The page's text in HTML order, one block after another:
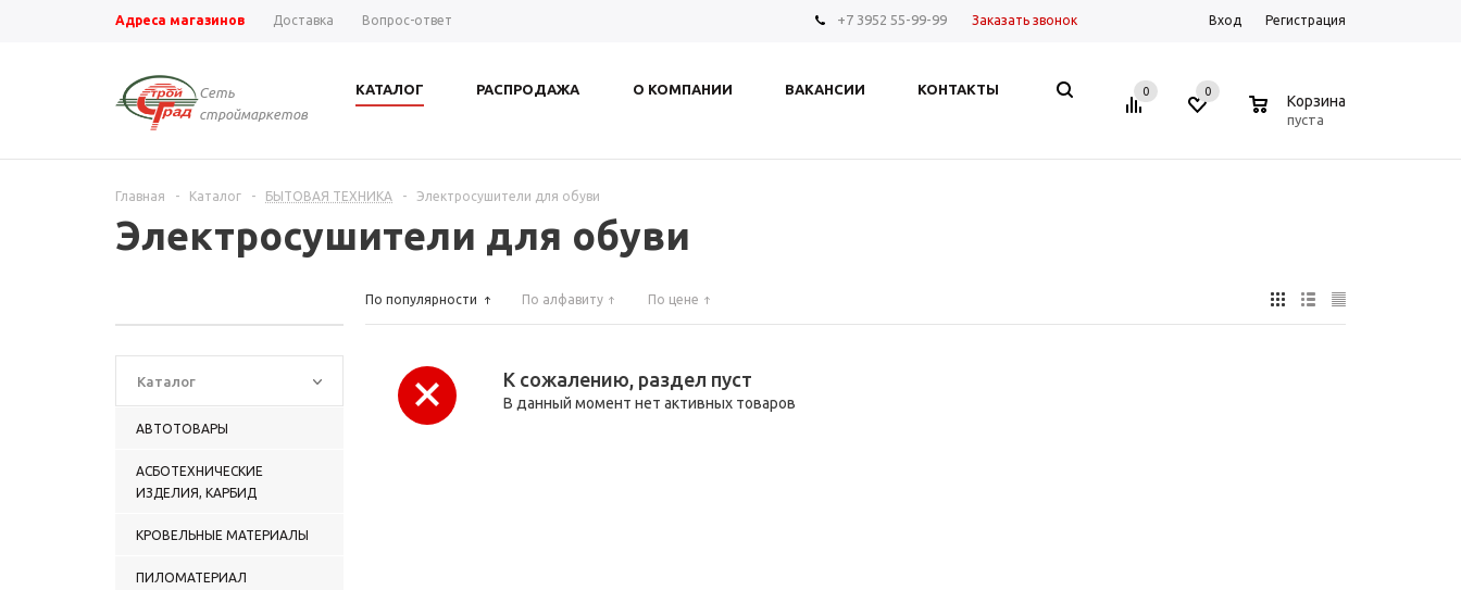
Адреса магазинов Доставка Вопрос-ответ +7 3952 55-99-99 Заказать звонок Вход Регистрация
Сеть
строймаркетов
КАТАЛОГ РАСПРОДАЖА О КОМПАНИИ ВАКАНСИИ КОНТАКТЫ 0 0
Корзина
пуста
Главная - Каталог - БЫТОВАЯ ТЕХНИКА - Электросушители для обуви
Электросушители для обуви
Каталог
АВТОТОВАРЫ
АСБОТЕХНИЧЕСКИЕ
ИЗДЕЛИЯ, КАРБИД
КРОВЕЛЬНЫЕ МАТЕРИАЛЫ
ПИЛОМАТЕРИАЛ
По популярности По алфавиту По цене
К сожалению, раздел пуст
В данный момент нет активных товаров